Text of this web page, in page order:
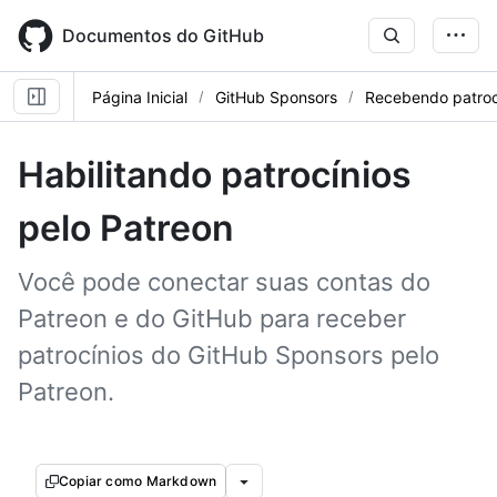
main
content
Documentos do GitHub
Página Inicial GitHub Sponsors Recebendo
Habilitando patrocínios
pelo Patreon
Você pode conectar suas contas do
Patreon e do GitHub para receber
patrocínios do GitHub Sponsors pelo
Patreon.
Copiar como Markdown